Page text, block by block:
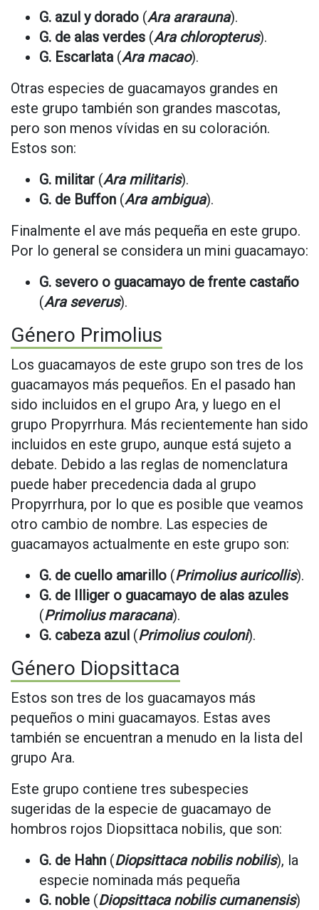
G. azul y dorado (Ara ararauna).
G. de alas verdes (Ara chloropterus).
G. Escarlata(Ara macao).
Otras especies de guacamayos grandes en
este grupo también son grandes mascotas,
pero son menos vívidas en su coloración.
Estos son:
G. militar (Ara militaris).
G. de Buffon (Ara ambigua).
Finalmente el ave más pequeña en este grupo.
Por lo general se considera un mini guacamayo:
G. severo o guacamayo de frente castaño
(Ara severus).
Género Primolius
Los guacamayos de este grupo son tres de los
guacamayos más pequeños. En el pasado han
sido incluidos en el grupo Ara, y luego en el
grupo Propyrrhura. Más recientemente han sido
incluidos en este grupo, aunque está sujeto a
debate. Debido a las reglas de nomenclatura
puede haber precedencia dada al grupo
Propyrrhura, por lo que es posible que veamos
otro cambio de nombre. Las especies de
guacamayos actualmente en este grupo son:
G. de cuello amarillo (Primolius auricollis).
G. de Illiger o guacamayo de alas azules
(Primolius maracana).
G. cabeza azul (Primolius couloni).
Género Diopsittaca
Estos son tres de los guacamayos más
pequeños o mini guacamayos. Estas aves
también se encuentran a menudo en la lista del
grupo Ara.
Este grupo contiene tres subespecies
sugeridas de la especie de guacamayo de
hombros rojos Diopsittaca nobilis, que son:
G. de Hahn (Diopsittaca nobilis nobilis), la
especie nominada más pequeña
G. noble (Diopsittaca nobilis cumanensis)